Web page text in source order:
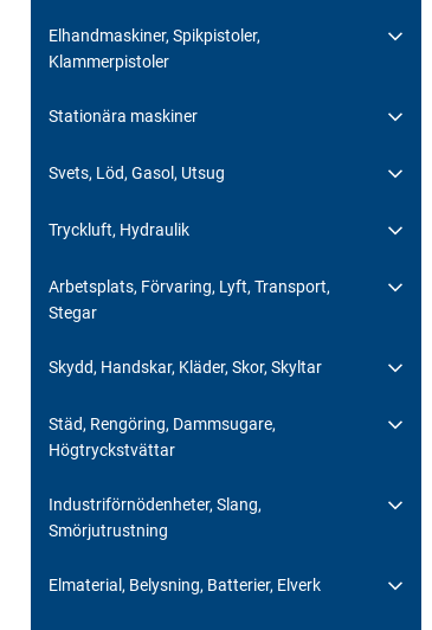
Elhandmaskiner, Spikpistoler,
Klammerpistoler
Stationära maskiner
Svets, Löd, Gasol, Utsug
Tryckluft, Hydraulik
Arbetsplats, Förvaring, Lyft, Transport,
Stegar
Skydd, Handskar, Kläder, Skor, Skyltar
Städ, Rengöring, Dammsugare,
Högtryckstvättar
Industriförnödenheter, Slang,
Smörjutrustning
Elmaterial, Belysning, Batterier, Elverk